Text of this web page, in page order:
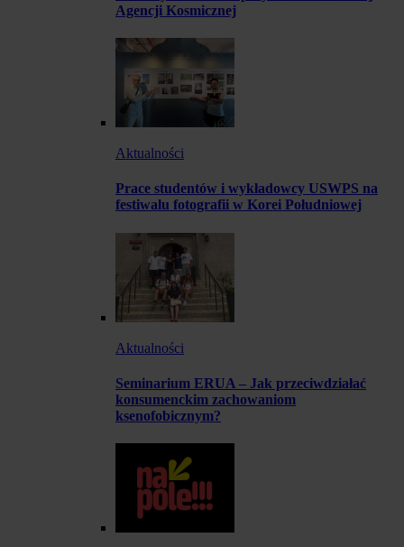
Agencji Kosmicznej
Aktualności
Prace studentów i wykładowcy USWPS na
festiwalu fotografii w Korei Południowej
Aktualności
Seminarium ERUA – Jak przeciwdziałać
konsumenckim zachowaniom
ksenofobicznym?